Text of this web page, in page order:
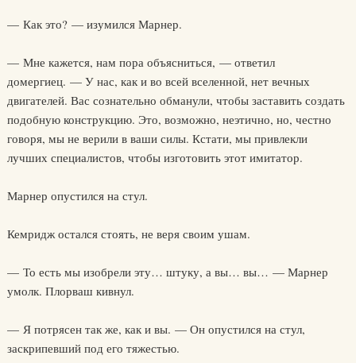
— Как это? — изумился Марнер.
— Мне кажется, нам пора объясниться, — ответил
домергиец. — У нас, как и во всей вселенной, нет вечных
двигателей. Вас сознательно обманули, чтобы заставить создать
подобную конструкцию. Это, возможно, неэтично, но, честно
говоря, мы не верили в ваши силы. Кстати, мы привлекли
лучших специалистов, чтобы изготовить этот имитатор.
Марнер опустился на стул.
Кемридж остался стоять, не веря своим ушам.
— То есть мы изобрели эту… штуку, а вы… вы… — Марнер
умолк. Плорваш кивнул.
— Я потрясен так же, как и вы. — Он опустился на стул,
заскрипевший под его тяжестью.